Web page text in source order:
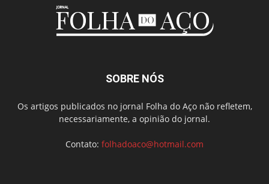
SOBRE NÓS
Os artigos publicados no jornal Folha do Aço não refletem,
necessariamente, a opinião do jornal.
Contato: folhadoaco@hotmail.com